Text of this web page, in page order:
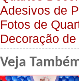
Adesivos de
Fotos de
Decoração
Veja